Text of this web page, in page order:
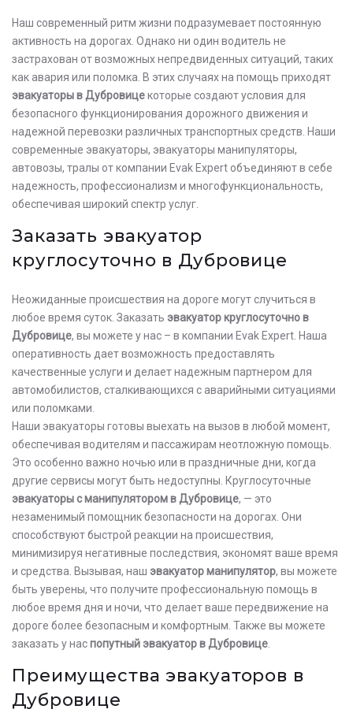
Наш современный ритм жизни подразумевает постоянную
активность на дорогах. Однако ни один водитель не
застрахован от возможных непредвиденных ситуаций, таких
как авария или поломка. В этих случаях на помощь приходят
эвакуаторы в Дубровицекоторые создают условия для
безопасного функционирования дорожного движения и
надежной перевозки различных транспортных средств. Наши
современные эвакуаторы, эвакуаторы манипуляторы,
автовозы, тралы от компании Evak Expert объединяют в себе
надежность, профессионализм и многофункциональность,
обеспечивая широкий спектр услуг.
Заказать эвакуатор
круглосуточно в Дубровице
Неожиданные происшествия на дороге могут случиться в
любое время суток. Заказать эвакуатор круглосуточно в
Дубровице, вы можете у нас – в компании Evak Expert. Наша
оперативность дает возможность предоставлять
качественные услуги и делает надежным партнером для
автомобилистов, сталкивающихся с аварийными ситуациями
или поломками.
Наши эвакуаторы готовы выехать на вызов в любой момент,
обеспечивая водителям и пассажирам неотложную помощь.
Это особенно важно ночью или в праздничные дни, когда
другие сервисы могут быть недоступны. Круглосуточные
эвакуаторы с манипулятором в Дубровице, — это
незаменимый помощник безопасности на дорогах. Они
способствуют быстрой реакции на происшествия,
минимизируя негативные последствия, экономят ваше время
и средства. Вызывая, наш эвакуатор манипулятор, вы можете
быть уверены, что получите профессиональную помощь в
любое время дня и ночи, что делает ваше передвижение на
дороге более безопасным и комфортным. Также вы можете
заказать у наспопутный эвакуатор в Дубровице
Преимущества эвакуаторов в
Дубровице